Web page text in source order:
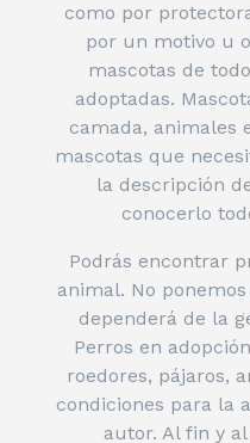
como por
por un motivo u
mascotas de
adoptadas.
camada, animales
mascotas que
la descripción
conocerlo
Podrás encontrar
animal. No
dependerá de la
Perros en
roedores, pájaros,
condiciones para la
autor. Al fin y